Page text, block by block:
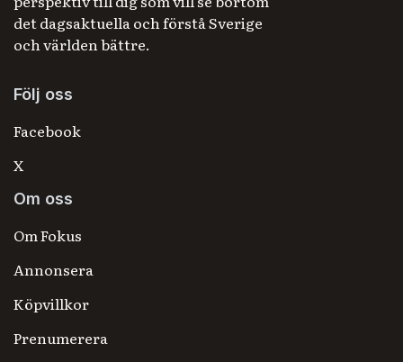
det dagsaktuella och förstå Sverige
och världen bättre.
Följ oss
Facebook
X
Om oss
Om Fokus
Annonsera
Köpvillkor
Prenumerera